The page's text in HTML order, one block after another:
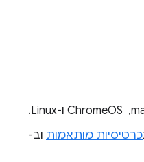
כרטיסיות מותאמות וב-